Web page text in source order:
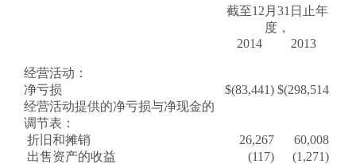
截至12月31日 止年
度，
2014
2013
经营活动：
净亏损
$(83,441) $(298,514
经营活动提供的净亏损与净现金的
调节表：
折旧和摊销
26,267
60,008
出售资产的收益
(117)
(1,271)